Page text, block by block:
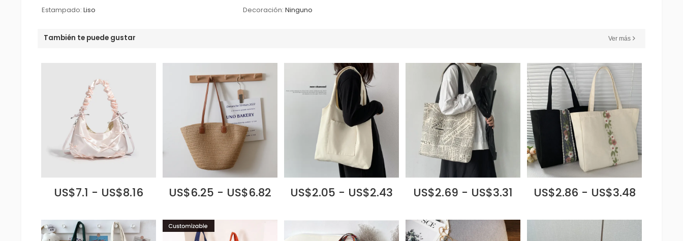
Estampado: Liso Decoración: Ninguno
También te puede gustar Ver más
US$7.1 - US$8.16 US$6.25 - US$6.82 US$2.05 - US$2.43 US$2.69 - US$3.31 US$2.86 - US$3.48